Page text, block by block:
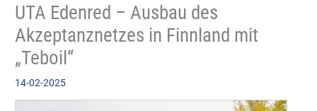
UTA Edenred – Ausbau des
Akzeptanznetzes in Finnland mit
„Teboil“
14-02-2025